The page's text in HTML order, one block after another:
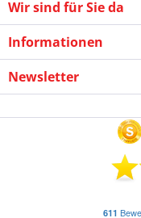
Wir sind für Sie da
Informationen
Newsletter